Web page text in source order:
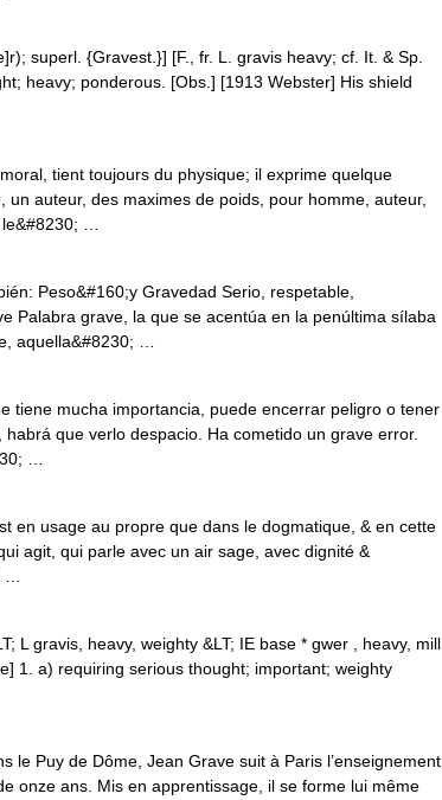
superl. {Gravest.}] [F., fr. L. gravis heavy; cf. It. & Sp.
heavy; ponderous. [Obs.] [1913 Webster] His shield
tient toujours du physique; il exprime quelque
auteur, des maximes de poids, pour homme, auteur,
…
Peso&#160;y Gravedad Serio, respetable,
Palabra grave, la que se acentúa en la penúltima sílaba
aquella&#8230; …
tiene mucha importancia, puede encerrar peligro o tener
que verlo despacio. Ha cometido un grave error.
…
en usage au propre que dans le dogmatique, & en cette
agit, qui parle avec un air sage, avec dignité &
L gravis, heavy, weighty &LT; IE base * gwer , heavy, mill
1. a) requiring serious thought; important; weighty
le Puy de Dôme, Jean Grave suit à Paris l’enseignement
onze ans. Mis en apprentissage, il se forme lui même